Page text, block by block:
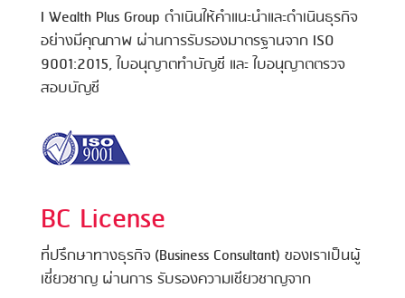
I Wealth Plus Group ดำเนินให้คำแนะนำและดำเนินธุรกิจ
อย่างมีคุณภาพ ผ่านการรับรองมาตรฐานจาก ISO
9001:2015, ใบอนุญาตทำบัญชี และ ใบอนุญาตตรวจ
สอบบัญชี
BC License
ที่ปรึกษาทางธุรกิจ (Business Consultant) ของเราเป็นผู้
เชี่ยวชาญ ผ่านการ รับรองความเชียวชาญจาก